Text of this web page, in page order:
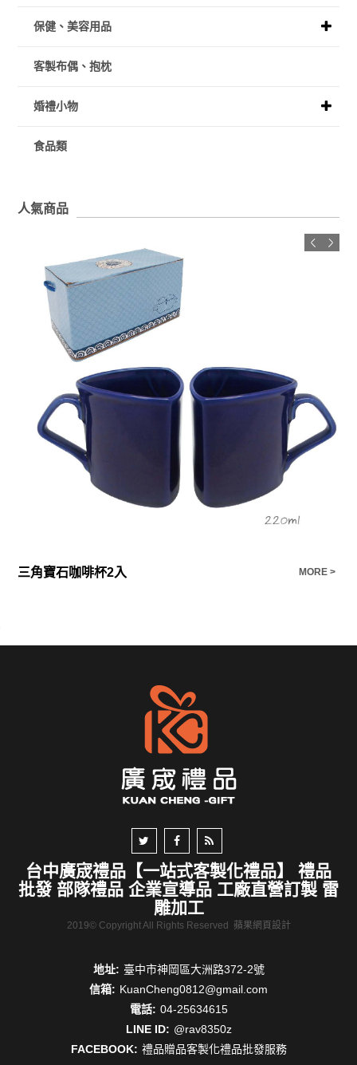
保健、美容用品
客製布偶、抱枕
婚禮小物
食品類
人氣商品
三角寶石咖啡杯2入 MORE >
台中廣宬禮品【一站式客製化禮品】 禮品
批發 部隊禮品 企業宣導品 工廠直營訂製 雷
雕加工
2019© Copyright All Rights Reserved 蘋果網頁設計
地址: 臺中市神岡區大洲路372-2號
信箱: KuanCheng0812@gmail.com
電話: 04-25634615
LINE ID: @rav8350z
FACEBOOK: 禮品贈品客製化禮品批發服務